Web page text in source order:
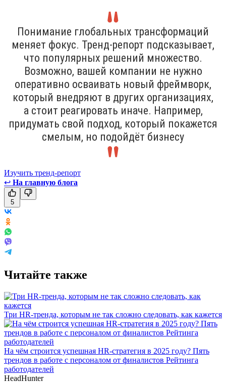
Понимание глобальных трансформаций
меняет фокус. Тренд-репорт подсказывает,
что популярных решений множество.
Возможно, вашей компании не нужно
оперативно осваивать новый фреймворк,
который внедряют в других организациях,
а стоит реагировать иначе. Например,
придумать свой подход, который покажется
смелым, но подойдёт бизнесу
Изучить тренд-репорт
↩ На главную блога
5
Читайте также
Три HR-тренда, которым не так сложно следовать, как кажется
На чём строится успешная HR-стратегия в 2025 году? Пять
трендов в работе с персоналом от финалистов Рейтинга
работодателей
HeadHunter